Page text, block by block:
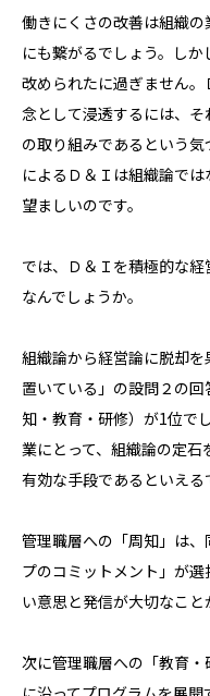
働きにくさの改善は組織
にも繋がるでしょう。し
改められたに過ぎません
念として浸透するには、
の取り組みであるという
によるＤ＆Ｉは組織論で
望ましいのです。
では、Ｄ＆Ｉを積極的な
なんでしょうか。
組織論から経営論に脱却
置いている」の設問２の
知・教育・研修）が1位で
業にとって、組織論の定
有効な手段であるといえる
管理職層への「周知」は
プのコミットメント」が
い意思と発信が大切なこと
次に管理職層への「教育